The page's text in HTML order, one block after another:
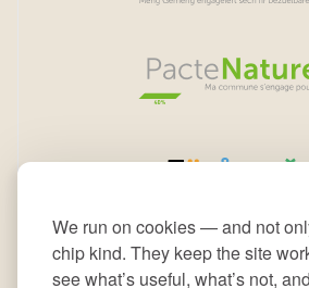
We run on cookies — and not
chip kind. They keep the site
see what’s useful, what’s not,